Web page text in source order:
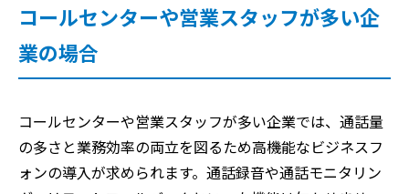
コールセンターや営業スタッフが多い企
業の場合
コールセンターや営業スタッフが多い企業では、通話量
の多さと業務効率の両立を図るため高機能なビジネスフ
ォンの導入が求められます。通話録音や通話モニタリン